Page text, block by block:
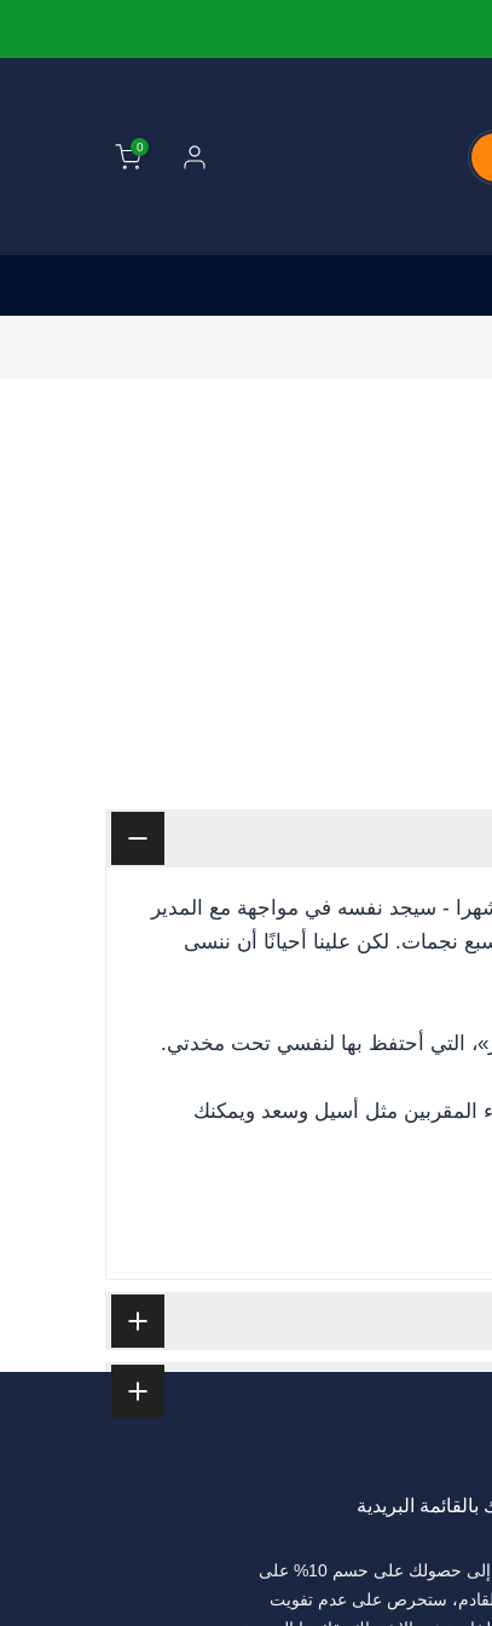
0
أتخيل يوما أن فتى من مقاسي أنا - مقاس 10 سنوات و11 شهرا - سيجد نفسه في مواجهة مع المدير
نجمات. لكن علينا أحيانًا أن ننسى
التي أحتفظ بها لنفسي تحت مخدتي.
المقربين مثل أسيل وسعد ويمكنك
بالقائمة البريدية
بالإضافة إلى حصولك على حسم 10% على
ستحرص على عدم تفويت